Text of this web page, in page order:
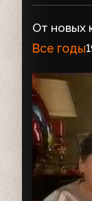
От новых
Все годы